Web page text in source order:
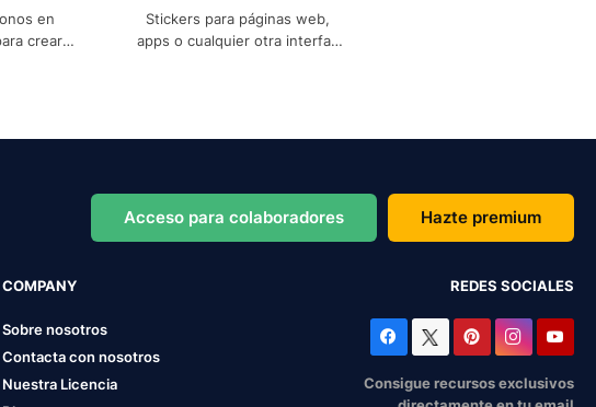
en
crear
Stickers para páginas web,
apps o cualquier otra interfaz
Acceso para colaboradores Hazte premium
COMPANY
Sobre nosotros
Contacta con nosotros
Nuestra Licencia
REDES SOCIALES
Consigue recursos exclusivos